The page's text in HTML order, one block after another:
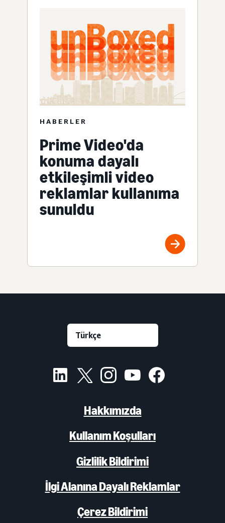
HABERLER
Prime Video'da
konuma dayalı
etkileşimli video
reklamlar kullanıma
sunuldu
Hakkımızda
Kullanım Koşulları
Gizlilik Bildirimi
İlgi Alanına Dayalı Reklamlar
Çerez Bildirimi